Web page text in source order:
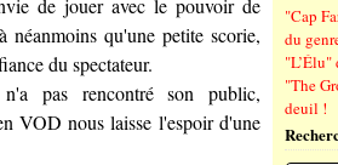
de jouer avec le pouvoir de
néanmoins qu'une petite scorie,
du spectateur.
pas rencontré son public,
VOD nous laisse l'espoir d'une
"Cap
du
"L’Élu"
"The
deuil !